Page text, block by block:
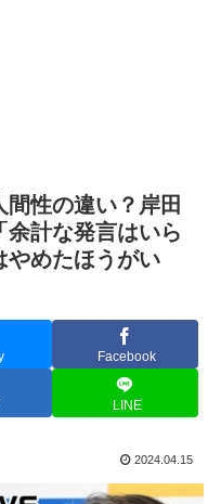
性の違い？岸田
計な発言はいら
やめたほうがい
Facebook
LINE
2024.04.15